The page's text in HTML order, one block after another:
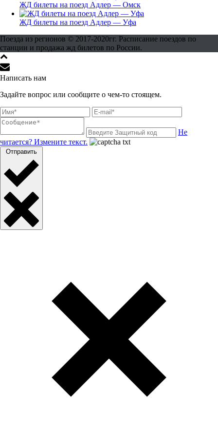
ЖД билеты на поезд Адлер — Омск
ЖД билеты на поезд Адлер — Уфа
Поезда из регионов © 2017-2020гг. Расписание поездов по
станции и продажа жд билетов по России.
Написать нам
Задайте вопрос или сообщите о чем-то стоящем.
Не
читается? Измените текст.
Отправить